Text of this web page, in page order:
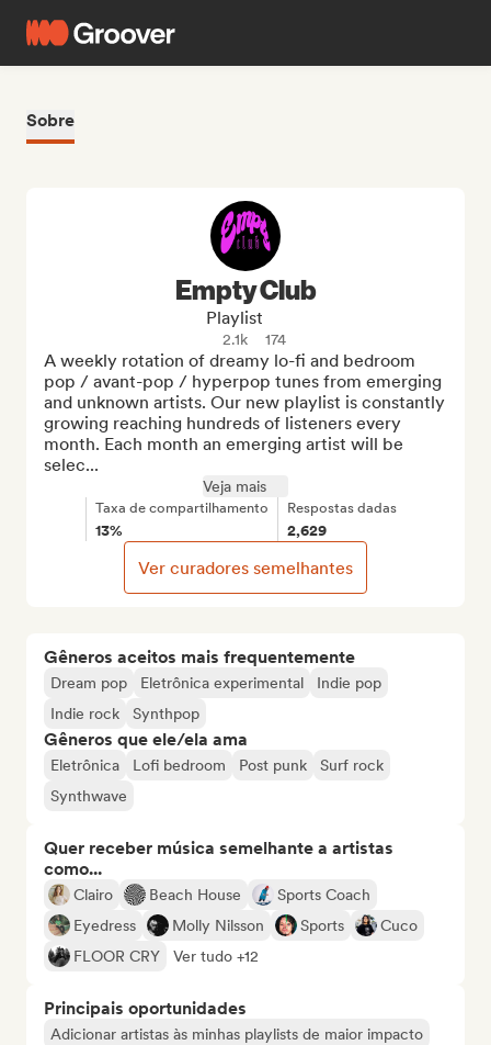
Sobre
Gêneros aceitos mais frequentemente
Dream pop Eletrônica experimental
Indie pop
Indie rock
Synthpop
Gêneros que ele/ela ama
Eletrônica Lofi bedroom Post punk
Surf rock
Synthwave
Quer receber música semelhante a artistas
como...
Clairo Beach House
Sports Coach
Eyedress
Molly Nilsson Sports
Cuco
FLOOR CRY
Ver tudo +12
Principais oportunidades
Adicionar artistas às minhas playlists de maior impacto
Empty Club
Playlist
2.1k 174
A weekly rotation of dreamy lo-fi and bedroom
pop / avant-pop / hyperpop tunes from emerging
and unknown artists. Our new playlist is constantly
growing reaching hundreds of listeners every
month. Each month an emerging artist will be
selec...
Veja mais
Taxa de compartilhamento
13%
Respostas dadas
2,629
Ver curadores semelhantes